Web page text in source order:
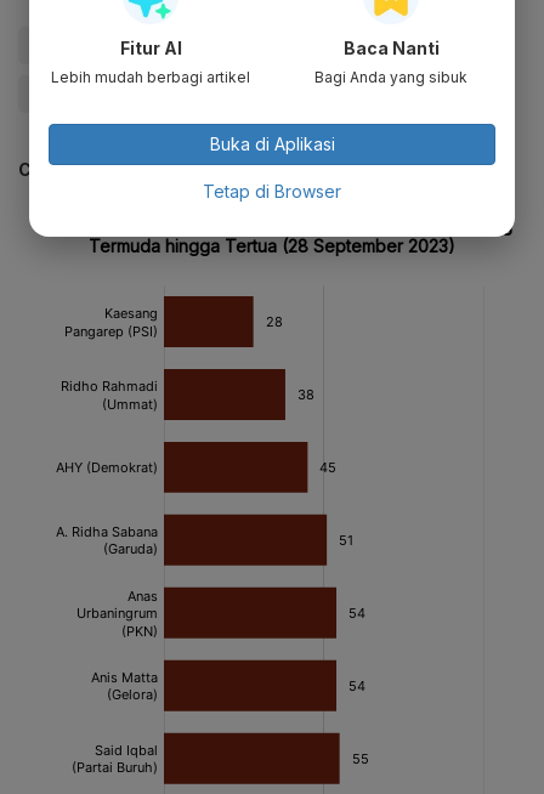
#Jokowi #andika perkasa #PDIP
CEK JUGA DATA INI
Fitur AI
Lebih mudah berbagi artikel
Baca Nanti
Bagi Anda yang sibuk
Buka di Aplikasi
Tetap di Browser